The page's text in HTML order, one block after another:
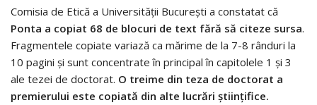
Comisia de Etică a Universităţii Bucureşti a constatat că
Ponta a copiat 68 de blocuri de text fără să citeze sursa.
Fragmentele copiate variază ca mărime de la 7-8 rânduri la
10 pagini şi sunt concentrate în principal în capitolele 1 şi 3
ale tezei de doctorat. O treime din teza de doctorat a
premierului este copiată din alte lucrări ştiinţifice.